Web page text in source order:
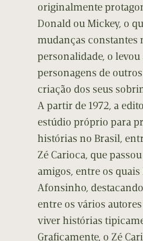
originalmente
Donald ou Mickey, o
mudanças constantes
personalidade, o
personagens de
criação dos seus
A partir de 1972, a
estúdio próprio para
histórias no Brasil,
Zé Carioca, que
amigos, entre os quais
Afonsinho,
entre os vários
viver histórias
Graficamente, o Zé